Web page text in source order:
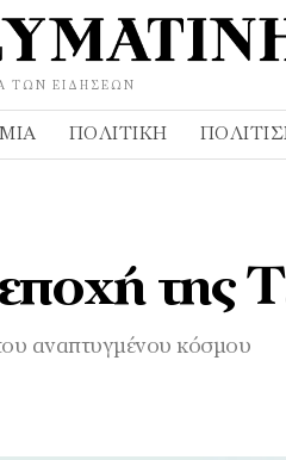
ΤΩΝ ΕΙΔΉΣΕΩΝ
ΠΟΛΙΤΙΚΉ
της
αναπτυγµένου κόσµου